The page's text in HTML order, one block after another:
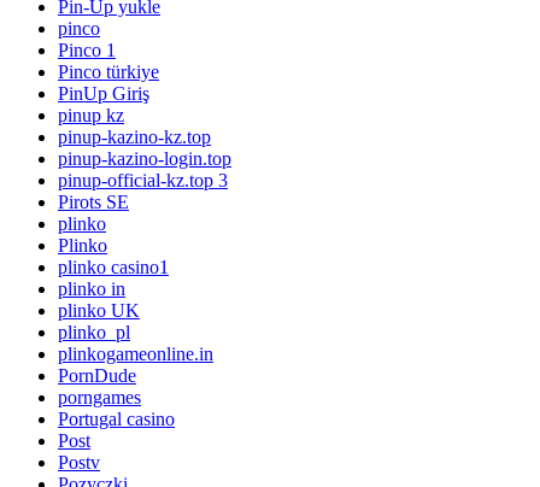
Pin-Up yukle
pinco
Pinco 1
Pinco türkiye
PinUp Giriş
pinup kz
pinup-kazino-kz.top
pinup-kazino-login.top
pinup-official-kz.top 3
Pirots SE
plinko
Plinko
plinko casino1
plinko in
plinko UK
plinko_pl
plinkogameonline.in
PornDude
porngames
Portugal casino
Post
Postv